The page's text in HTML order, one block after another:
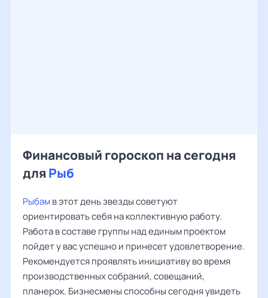
Финансовый гороскоп на сегодня
для Рыб
Рыбамв этот день звезды советуют
ориентировать себя на коллективную работу.
Работа в составе группы над единым проектом
пойдет у вас успешно и принесет удовлетворение.
Рекомендуется проявлять инициативу во время
производственных собраний, совещаний,
планерок. Бизнесмены способны сегодня увидеть